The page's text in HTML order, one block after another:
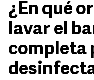
¿En qué
lavar el
completa